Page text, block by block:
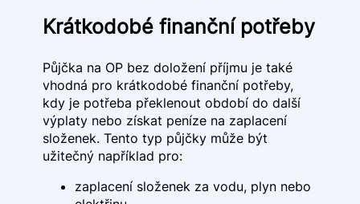
Krátkodobé finanční potřeby
Půjčka na OP bez doložení příjmu je také
vhodná pro krátkodobé finanční potřeby,
kdy je potřeba překlenout období do další
výplaty nebo získat peníze na zaplacení
složenek. Tento typ půjčky může být
užitečný například pro:
zaplacení složenek za vodu, plyn nebo